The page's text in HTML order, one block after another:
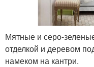
Мятные и серо-
отделкой и деревом
намеком на кантри.